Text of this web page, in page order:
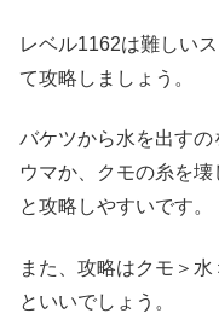
レベル1162は難しい
て攻略しましょう。
バケツから水を出す
ウマか、クモの糸を
と攻略しやすいです。
また、攻略はクモ＞
といいでしょう。